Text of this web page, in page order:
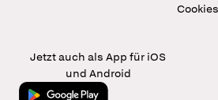
Jetzt auch als App für iOS
und Android
Jetzt bei Google Play